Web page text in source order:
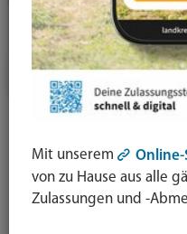
Kontakt
Ihr Kontakt zu uns
Kontakt Barrierefreiheit
Mit unserem Online-
von zu Hause aus alle
Zulassungen und -